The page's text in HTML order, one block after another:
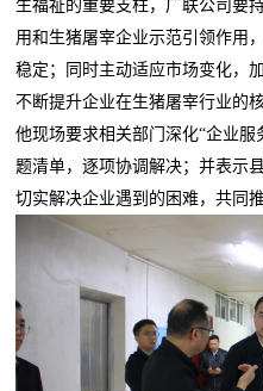
生福祉的重要支柱，广联公司要
用和生猪屠宰企业示范引领作用
稳定；同时主动适应市场变化，
不断提升企业在生猪屠宰行业的
他现场要求相关部门深化“企业服
题清单，逐项协调解决；并表示
切实解决企业遇到的困难，共同